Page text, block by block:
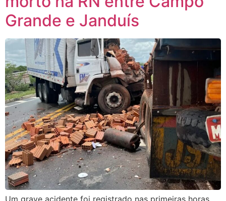
Grande e Janduís
Um grave acidente foi registrado nas primeiras horas